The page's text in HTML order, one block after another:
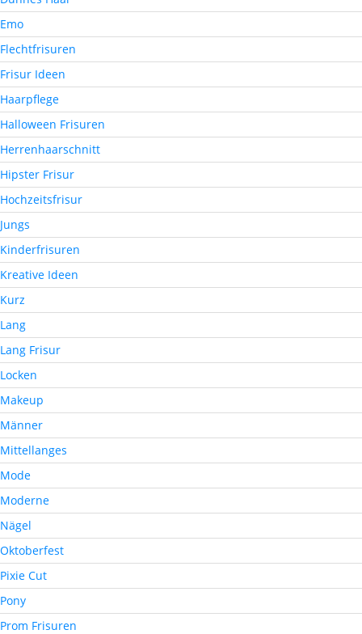
Emo
Flechtfrisuren
Frisur Ideen
Haarpflege
Halloween Frisuren
Herrenhaarschnitt
Hipster Frisur
Hochzeitsfrisur
Jungs
Kinderfrisuren
Kreative Ideen
Kurz
Lang
Lang Frisur
Locken
Makeup
Männer
Mittellanges
Mode
Moderne
Nägel
Oktoberfest
Pixie Cut
Pony
Prom Frisuren